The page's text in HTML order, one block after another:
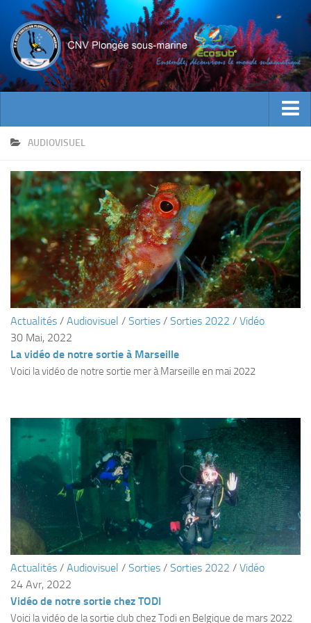
ACTUALITES
INFOS CNV
Bienvenue
Contacts
Documents utiles
Encadrement
Historique
ECOLE DE PLONGEE
Plongeur N1
Plongeur N2
Plongeur N3
Maintien des acquis
Guide de palanquée N4
Initiateur
Moniteur Fédéral
Organisation
Responsables
AUDIOVISUEL
Actualités / Audiovisuel / Sorties / Sorties 2022 / Vidéo
30 Mai, 2022
La vidéo de notre sortie à Marseille
Voici la vidéo de notre sortie mer à Marseille en mai 2022
Actualités / Audiovisuel / Sorties / Sorties 2022 / Vidéo
24 Avr, 2022
Vidéo de notre sortie chez TODI
Voici la vidéo de la sortie club chez Todi en Belgique de mars 2022